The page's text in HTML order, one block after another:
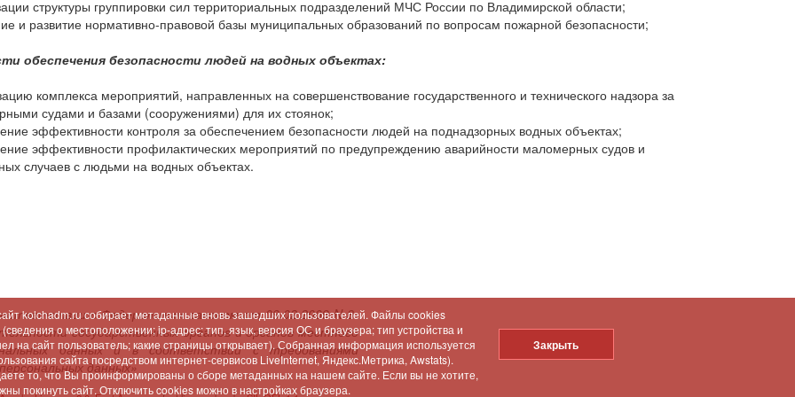
структуры группировки сил территориальных подразделений МЧС России по Владимирской области;
и развитие нормативно-правовой базы муниципальных образований по вопросам пожарной безопасности;
обеспечения безопасности людей на водных объектах:
комплекса мероприятий, направленных на совершенствование государственного и технического надзора за
судами и базами (сооружениями) для их стоянок;
эффективности контроля за обеспечением безопасности людей на поднадзорных водных объектах;
эффективности профилактических мероприятий по предупреждению аварийности маломерных судов и
случаев с людьми на водных объектах.
с Федеральным законом от 09.02.2009 N 8-
государственных органов и органов местного
данных и в соответствии с требованиями
данных»
kolchadm.ru собирает метаданные вновь зашедших пользователей. Файлы cookies
о местоположении; ip-адрес; тип, язык, версия ОС и браузера; тип устройства и
на сайт пользователь; какие страницы открывает). Собранная информация используется
сайта посредством интернет-сервисов LiveInternet, Яндекс.Метрика, Awstats).
то, что Вы проинформированы о сборе метаданных на нашем сайте. Если вы не хотите,
покинуть сайт. Отключить cookies можно в настройках браузера.
Закрыть